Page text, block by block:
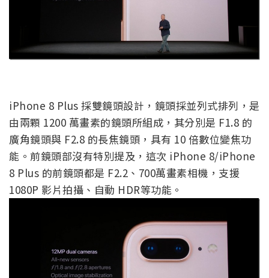
iPhone 8 Plus 採雙鏡頭設計，鏡頭採並列式排列，是
由兩顆 1200 萬畫素的鏡頭所組成，其分別是 F1.8 的
廣角鏡頭與 F2.8 的長焦鏡頭，具有 10 倍數位變焦功
能。前鏡頭部沒有特別提及，這次 iPhone 8/iPhone
8 Plus 的前鏡頭都是 F2.2、700萬畫素相機，支援
1080P 影片拍攝、自動 HDR等功能。